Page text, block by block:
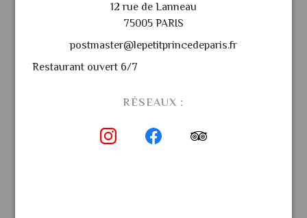
12 rue de Lanneau
75005 PARIS
postmaster@lepetitprincedeparis.fr
Restaurant ouvert 6/7
RÉSEAUX :